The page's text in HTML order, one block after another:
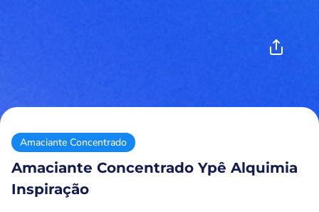
Amaciante Concentrado
Amaciante Concentrado Ypê Alquimia
Inspiração